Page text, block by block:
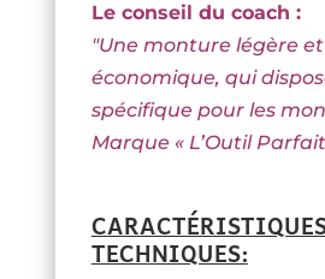
Le conseil du coach :
"Une monture légère et
économique, qui
spécifique pour les
Marque « L’Outil Parfait
TECHNIQUES: